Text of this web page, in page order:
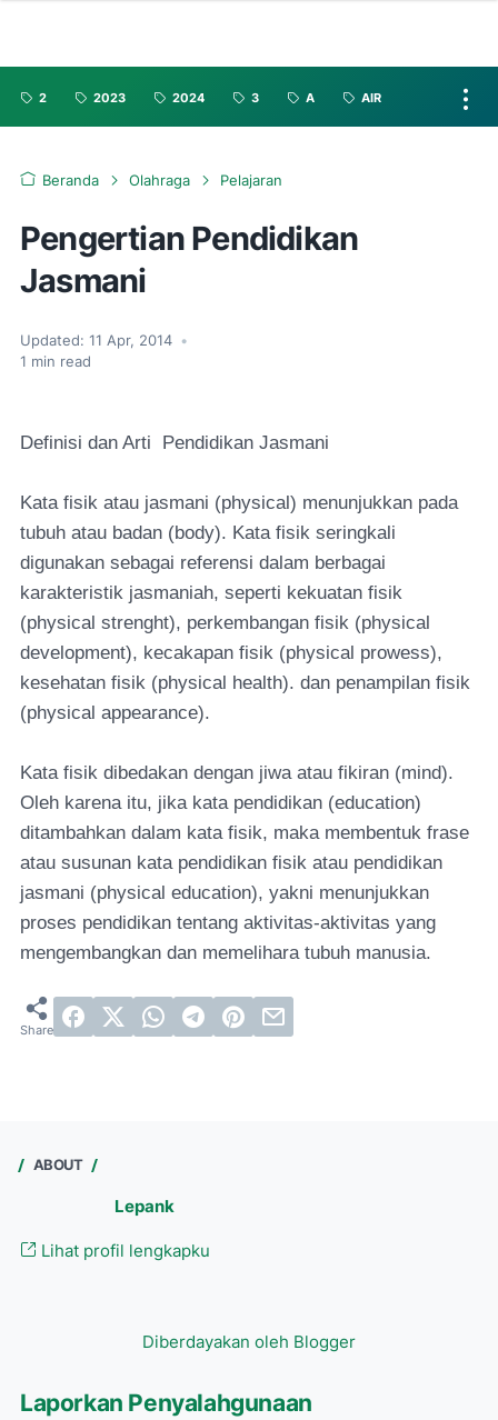
2 2023 2024 3 A AIR
Beranda Olahraga Pelajaran
Pengertian Pendidikan
Jasmani
Updated: 11 Apr, 2014 •
1 min read
Definisi dan Arti Pendidikan Jasmani
Kata fisik atau jasmani (physical) menunjukkan pada
tubuh atau badan (body). Kata fisik seringkali
digunakan sebagai referensi dalam berbagai
karakteristik jasmaniah, seperti kekuatan fisik
(physical strenght), perkembangan fisik (physical
development), kecakapan fisik (physical prowess),
kesehatan fisik (physical health). dan penampilan fisik
(physical appearance).
Kata fisik dibedakan dengan jiwa atau fikiran (mind).
Oleh karena itu, jika kata pendidikan (education)
ditambahkan dalam kata fisik, maka membentuk frase
atau susunan kata pendidikan fisik atau pendidikan
jasmani (physical education), yakni menunjukkan
proses pendidikan tentang aktivitas-aktivitas yang
mengembangkan dan memelihara tubuh manusia.
ABOUT
Lepank
Lihat profil lengkapku
Diberdayakan oleh Blogger
Laporkan Penyalahgunaan